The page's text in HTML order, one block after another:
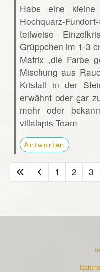
Habe eine
Hochquarz-
teilweise
Grüppchen im 1-3
Matrix ,die Farbe
Mischung aus
Kristall in der
erwähnt oder gar
mehr oder
villalapis Team
Antworten
1 2 3